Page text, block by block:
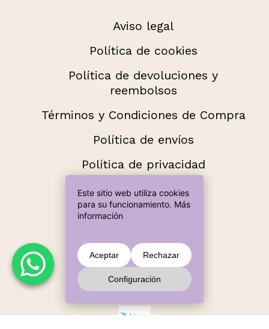
60,00 € para envío gratuito.
Subtotal:
Ver Carrito Finalizar Compra
Aviso legal
Política de cookies
Política de devoluciones y
reembolsos
Términos y Condiciones de Compra
Política de envíos
Política de privacidad
Este sitio web utiliza cookies
para su funcionamiento. Más
información
Aceptar Rechazar
Configuración